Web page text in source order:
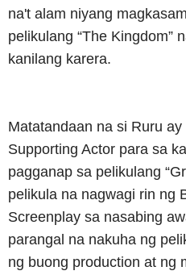
na't alam niyang
pelikulang “The Kingdom”
kanilang karera.
Matatandaan na si Ruru
Supporting Actor para sa
pagganap sa pelikulang
pelikula na nagwagi rin ng
Screenplay sa nasabing
parangal na nakuha ng
ng buong production at ng